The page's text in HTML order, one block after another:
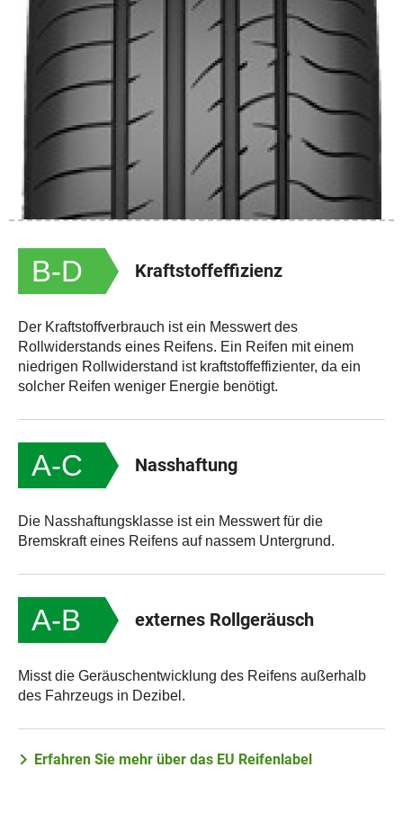
B-D Kraftstoffeffizienz
Der Kraftstoffverbrauch ist ein Messwert des
Rollwiderstands eines Reifens. Ein Reifen mit einem
niedrigen Rollwiderstand ist kraftstoffeffizienter, da ein
solcher Reifen weniger Energie benötigt.
A-C Nasshaftung
Die Nasshaftungsklasse ist ein Messwert für die
Bremskraft eines Reifens auf nassem Untergrund.
A-B externes Rollgeräusch
Misst die Geräuschentwicklung des Reifens außerhalb
des Fahrzeugs in Dezibel.
Erfahren Sie mehr über das EU Reifenlabel